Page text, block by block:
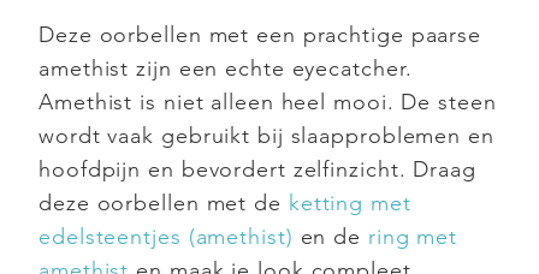
Deze oorbellen met een prachtige paarse
amethist zijn een echte eyecatcher.
Amethist is niet alleen heel mooi. De steen
wordt vaak gebruikt bij slaapproblemen en
hoofdpijn en bevordert zelfinzicht. Draag
deze oorbellen met de ketting met
edelsteentjes (amethist) en de ring met